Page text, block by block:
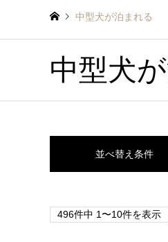
中型犬が泊まれる
中型犬
並べ替え条件
496件中 1〜10件を表示